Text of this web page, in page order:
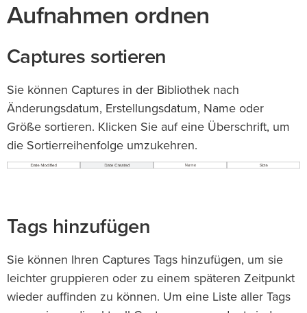
Aufnahmen ordnen
Captures sortieren
Sie können Captures in der Bibliothek nach
Änderungsdatum, Erstellungsdatum, Name oder
Größe sortieren. Klicken Sie auf eine Überschrift, um
die Sortierreihenfolge umzukehren.
Tags hinzufügen
Sie können Ihren Captures Tags hinzufügen, um sie
leichter gruppieren oder zu einem späteren Zeitpunkt
wieder auffinden zu können. Um eine Liste aller Tags